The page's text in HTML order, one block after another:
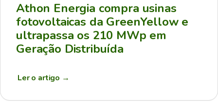
Athon Energia compra usinas
fotovoltaicas da GreenYellow e
ultrapassa os 210 MWp em
Geração Distribuída
Ler o artigo →